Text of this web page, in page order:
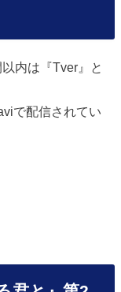
内は『Tver』と
で配信されてい